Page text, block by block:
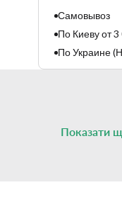
Самовывоз
По Киеву от
По Украине